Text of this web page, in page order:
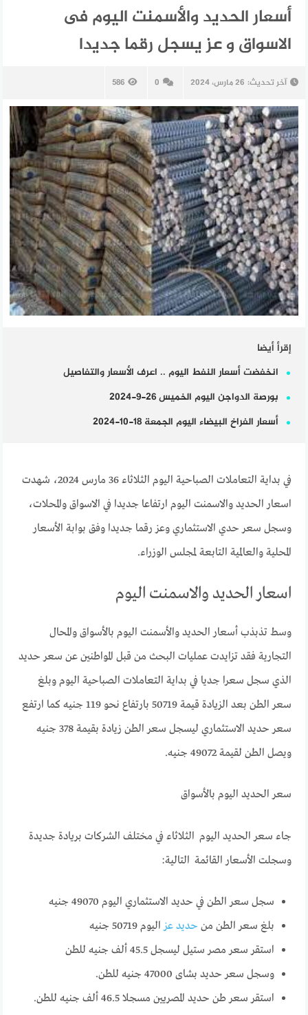
أسعار الحديد والأسمنت اليوم فى
الاسواق و عز يسجل رقما جديدا
آخر تحديث: 26 مارس، 2024 0
586
إقرأ أيضا
انخفضت أسعار النفط اليوم .. اعرف الأسعار والتفاصيل
بورصة الدواجن اليوم الخميس 26-9-2024
أسعار الفراخ البيضاء اليوم الجمعة 18-10-2024
في بداية التعاملات الصباحية اليوم الثلاثاء 36 مارس 2024، شهدت
اسعار الحديد والاسمنت اليوم ارتفاعا جديدا في الاسواق والمحلات،
وسجل سعر حدي الاستثماري وعز رقما جديدا وفق بوابة الأسعار
المحلية والعالمية التابعة لمجلس الوزراء.
اسعار الحديد والاسمنت اليوم
وسط تذبذب أسعار الحديد والأسمنت اليوم بالأسواق والمحال
التجارية فقد تزايدت عمليات البحث من قبل المواطنين عن سعر حديد
الذي سجل سعرا جديا في بداية التعاملات الصباحية اليوم وبلغ
سعر الطن بعد الزيادة قيمة 50719 بارتفاع نحو 119 جنيه كما ارتفع
سعر حديد الاستثماري ليسجل سعر الطن زيادة بقيمة 378 جنيه
ويصل الطن لقيمة 49072 جنيه.
سعر الحديد اليوم بالأسواق
جاء سعر الحديد اليوم الثلاثاء في مختلف الشركات بريادة جديدة
وسجلت الأسعار القائمة التالية:
سجل سعر الطن في حديد الاستثماري اليوم 49070 جنيه
بلغ سعر الطن من حديد عز اليوم 50719 جنيه
استقر سعر مصر ستيل ليسجل 45.5 ألف جنيه للطن
وسجل سعر حديد بشاى 47000 جنيه للطن.
استقر سعر طن حديد المصريين مسجلا 46.5 ألف جنيه للطن.